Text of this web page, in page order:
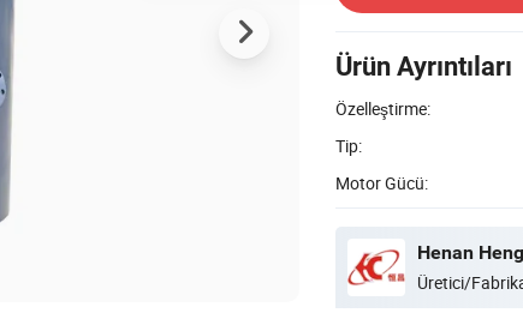
Ürün Ayrıntıları
Özelleştirme:
Tip:
Motor Gücü:
Henan
Üretici/